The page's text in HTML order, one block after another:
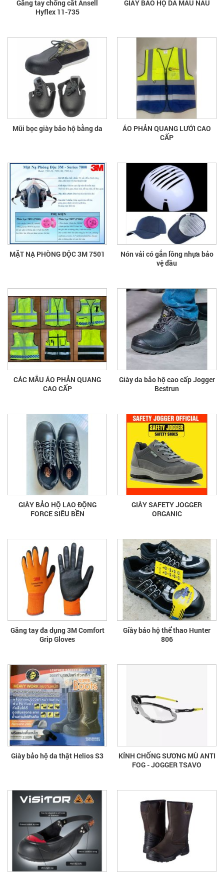
Găng tay chống cắt Ansell
Hyflex 11-735
GIÀY BẢO HỘ DA MÀU NÂU
Mũi bọc giày bảo hộ bằng da
ÁO PHẢN QUANG LƯỚI CAO
CẤP
MẶT NẠ PHÒNG ĐỘC 3M 7501
Nón vải có gắn lồng nhựa bảo
vệ đầu
CÁC MẪU ÁO PHẢN QUANG
CAO CẤP
Giày da bảo hộ cao cấp Jogger
Bestrun
GIÀY BẢO HỘ LAO ĐỘNG
FORCE SIÊU BỀN
GIÀY SAFETY JOGGER
ORGANIC
Găng tay đa dụng 3M Comfort
Grip Gloves
Giầy bảo hộ thể thao Hunter
806
Giày bảo hộ da thật Helios S3
KÍNH CHỐNG SƯƠNG MÙ ANTI
FOG - JOGGER TSAVO